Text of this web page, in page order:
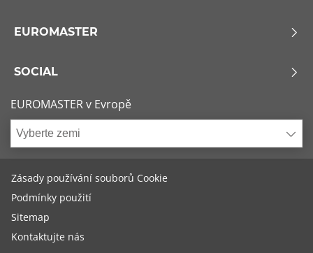
EUROMASTER
SOCIAL
EUROMASTER v Evropě
Vyberte zemi
Zásady používání souborů Cookie
Podmínky použití
Sitemap
Kontaktujte nás